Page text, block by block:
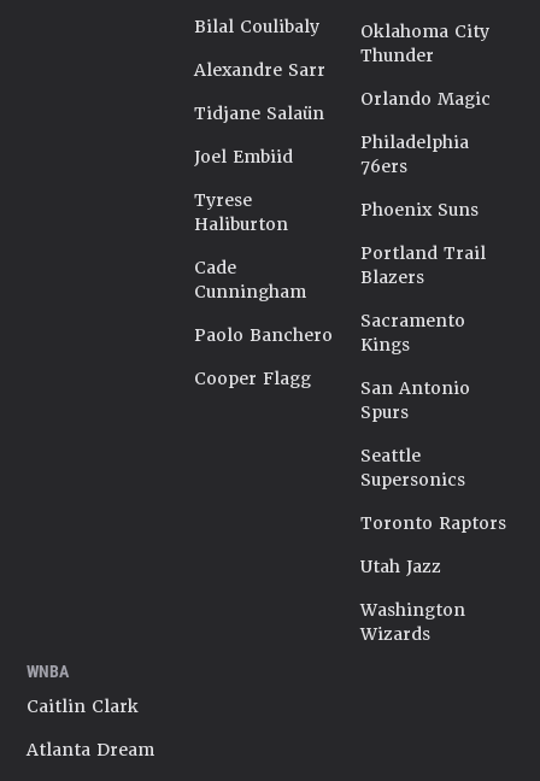
Bilal Coulibaly
Alexandre Sarr
Tidjane Salaün
Joel Embiid
Tyrese
Haliburton
Cade
Cunningham
Paolo Banchero
Cooper Flagg
Oklahoma City
Thunder
Orlando Magic
Philadelphia
76ers
Phoenix Suns
Portland Trail
Blazers
Sacramento
Kings
San Antonio
Spurs
Seattle
Supersonics
Toronto Raptors
Utah Jazz
Washington
Wizards
WNBA
Caitlin Clark
Atlanta Dream